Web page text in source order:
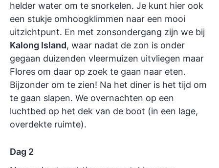
helder water om te snorkelen. Je kunt hier ook
een stukje omhoogklimmen naar een mooi
uitzichtpunt. En met zonsondergang zijn we bij
Kalong Island, waar nadat de zon is onder
gegaan duizenden vleermuizen uitvliegen maar
Flores om daar op zoek te gaan naar eten.
Bijzonder om te zien! Na het diner is het tijd om
te gaan slapen. We overnachten op een
luchtbed op het dek van de boot (in een lage,
overdekte ruimte).
Dag 2